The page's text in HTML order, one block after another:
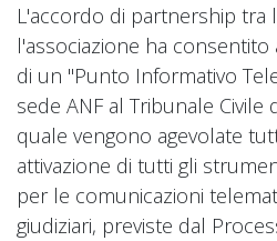
L'accordo di partnership tra
l'associazione ha
di un "Punto Informativo
sede ANF al Tribunale Civile
quale vengono agevolate
attivazione di tutti gli
per le comunicazioni
giudiziari, previste dal